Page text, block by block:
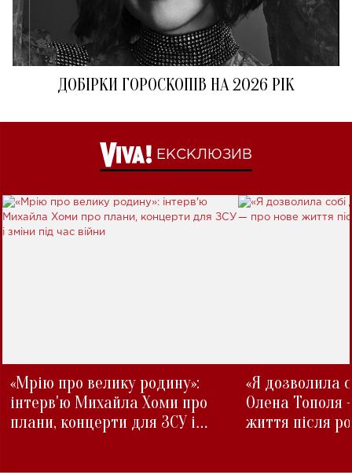
ДОБІРКИ ГОРОСКОПІВ НА 2026 РІК
ЕКСКЛЮЗИВ
«Мрію про велику родину»:
інтерв'ю Михайла Хоми про
плани, концерти для ЗСУ і
«Я дозволила
Олена Тополя
життя після